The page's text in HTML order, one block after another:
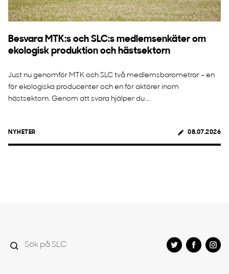
Besvara MTK:s och SLC:s medlemsenkäter om
ekologisk produktion och hästsektorn
Just nu genomför MTK och SLC två medlemsbarometrar – en
för ekologiska producenter och en för aktörer inom
hästsektorn. Genom att svara hjälper du ...
NYHETER 08.07.2026